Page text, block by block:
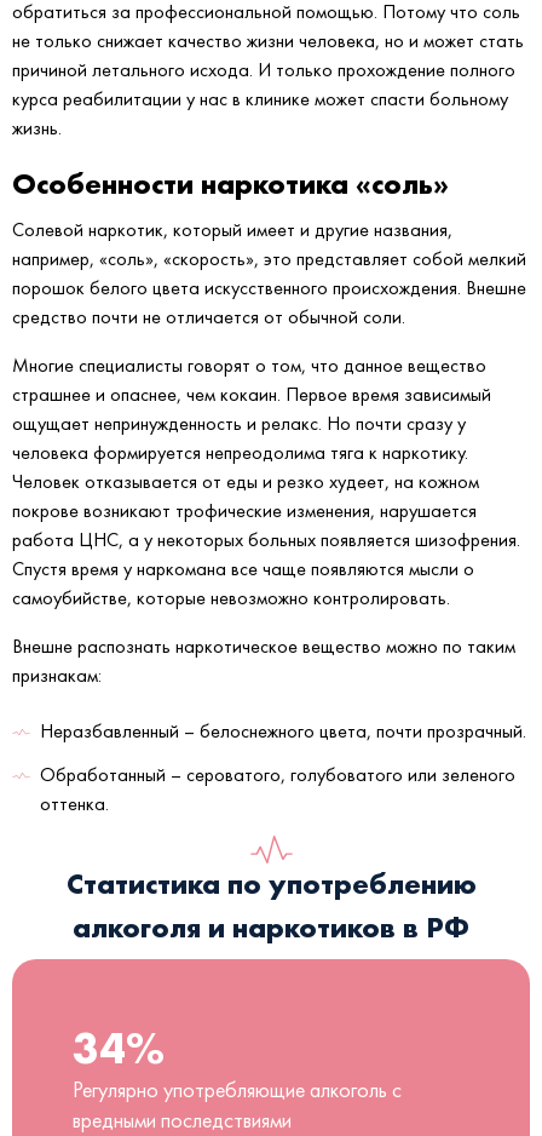
обратиться за профессиональной помощью. Потому что соль
не только снижает качество жизни человека, но и может стать
причиной летального исхода. И только прохождение полного
курса реабилитации у нас в клинике может спасти больному
жизнь.
Особенности наркотика «соль»
Солевой наркотик, который имеет и другие названия,
например, «соль», «скорость», это представляет собой мелкий
порошок белого цвета искусственного происхождения. Внешне
средство почти не отличается от обычной соли.
Многие специалисты говорят о том, что данное вещество
страшнее и опаснее, чем кокаин. Первое время зависимый
ощущает непринужденность и релакс. Но почти сразу у
человека формируется непреодолима тяга к наркотику.
Человек отказывается от еды и резко худеет, на кожном
покрове возникают трофические изменения, нарушается
работа ЦНС, а у некоторых больных появляется шизофрения.
Спустя время у наркомана все чаще появляются мысли о
самоубийстве, которые невозможно контролировать.
Внешне распознать наркотическое вещество можно по таким
признакам:
Неразбавленный – белоснежного цвета, почти прозрачный.
Обработанный – сероватого, голубоватого или зеленого
оттенка.
Статистика по употреблению
алкоголя и наркотиков в РФ
34%
Регулярно употребляющие алкоголь с
вредными последствиями